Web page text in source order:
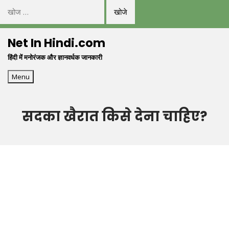
निम्न
को
खोजें:Net In Hindi.com
हिंदी में मनोरंजक और ज्ञानवर्धक जानकारी
Menu
सदका खैरात किसे देना चाहिए?